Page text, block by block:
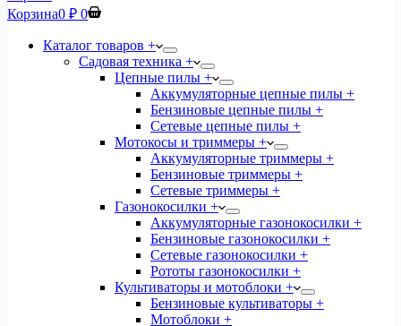
Корзина0 ₽ 0
Каталог товаров +
Садовая техника +
Цепные пилы +
Аккумуляторные цепные пилы +
Бензиновые цепные пилы +
Сетевые цепные пилы +
Мотокосы и триммеры +
Аккумуляторные триммеры +
Бензиновые триммеры +
Сетевые триммеры +
Газонокосилки +
Аккумуляторные газонокосилки +
Бензиновые газонокосилки +
Сетевые газонокосилки +
Рототы газонокосилки +
Культиваторы и мотоблоки +
Бензиновые культиваторы +
Мотоблоки +